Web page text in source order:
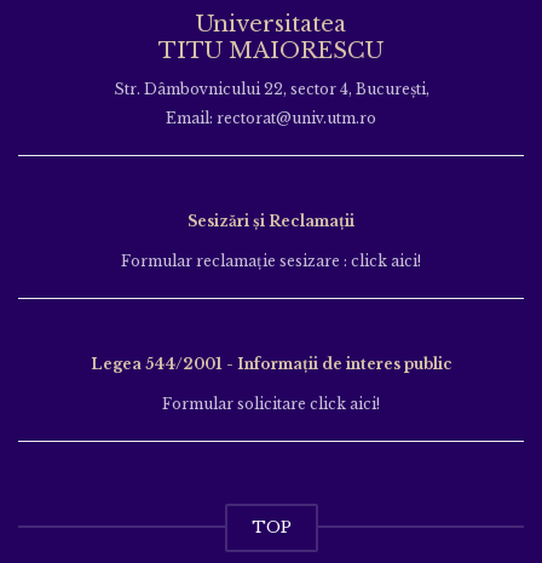
Universitatea
TITU MAIORESCU
Str. Dâmbovnicului 22, sector 4, București,
Email: rectorat@univ.utm.ro
Sesizări și Reclamații
Formular reclamație sesizare : click aici!
Legea 544/2001 - Informații de interes public
Formular solicitare click aici!
TOP